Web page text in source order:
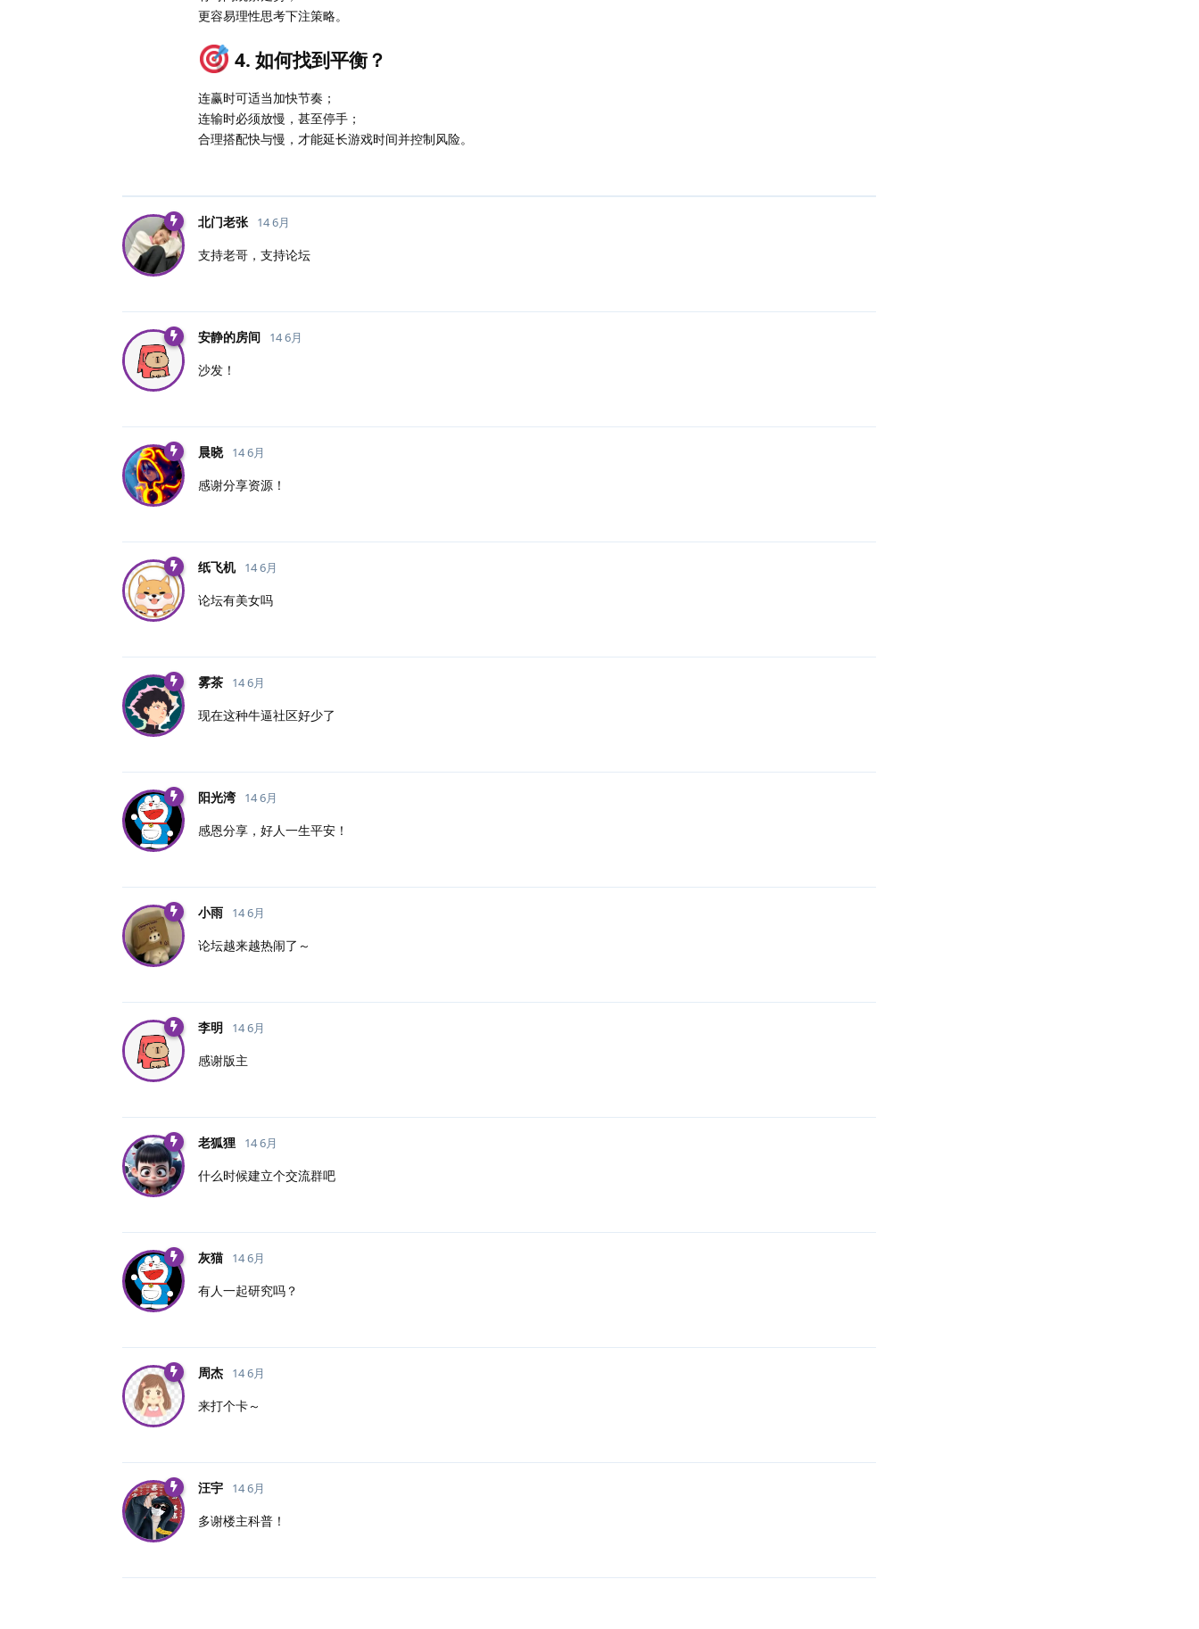
更容易理性思考下注策略。
4. 如何找到平衡？
连赢时可适当加快节奏；
连输时必须放慢，甚至停手；
合理搭配快与慢，才能延长游戏时间并控制风险。
北门老张 14 6月
支持老哥，支持论坛
安静的房间 14 6月
沙发！
晨晓 14 6月
感谢分享资源！
纸飞机 14 6月
论坛有美女吗
雾茶 14 6月
现在这种牛逼社区好少了
阳光湾 14 6月
感恩分享，好人一生平安！
小雨 14 6月
论坛越来越热闹了～
李明 14 6月
感谢版主
老狐狸 14 6月
什么时候建立个交流群吧
灰猫 14 6月
有人一起研究吗？
周杰 14 6月
来打个卡～
汪宇 14 6月
多谢楼主科普！